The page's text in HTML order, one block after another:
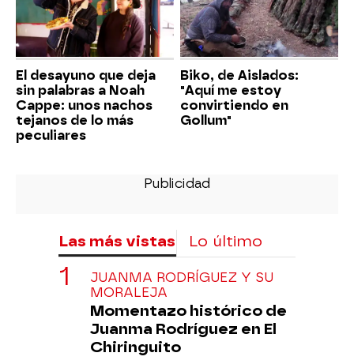
El desayuno que deja
sin palabras a Noah
Cappe: unos nachos
tejanos de lo más
peculiares
Biko, de Aislados:
"Aquí me estoy
convirtiendo en
Gollum"
Las más vistas Lo último
JUANMA RODRÍGUEZ Y SU
MORALEJA
Momentazo histórico de
Juanma Rodríguez en El
Chiringuito